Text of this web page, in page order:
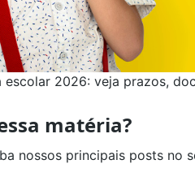
escolar 2026: veja prazos,
matéria?
nossos principais posts no